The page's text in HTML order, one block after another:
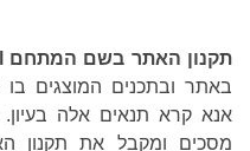
תקנון האתר בשם המתחם
באתר ובתכנים המוצגים
אנא קרא תנאים אלה
מסכים ומקבל את תקנון